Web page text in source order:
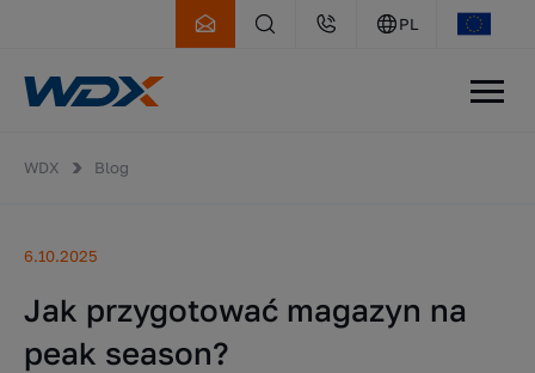
PL
WDX Blog
6.10.2025
Jak przygotować magazyn na
peak season?